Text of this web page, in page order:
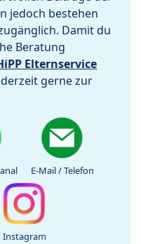
jedoch bestehen
Damit du
Beratung
Elternservice
gerne zur
E-Mail / Telefon
Instagram